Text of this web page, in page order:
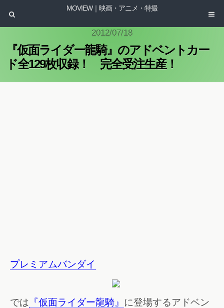
MOVIEW｜映画・アニメ・特撮
2012/07/18
『仮面ライダー龍騎』のアドベントカー
ド全129枚収録！ 完全受注生産！
プレミアムバンダイ
では 『仮面ライダー龍騎』 に登場するアドベン